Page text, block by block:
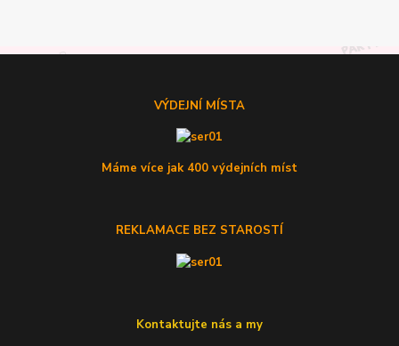
VÝDEJNÍ MÍSTA
Máme více jak 400 výdejních míst
REKLAMACE BEZ STAROSTÍ
Kontaktujte nás a my